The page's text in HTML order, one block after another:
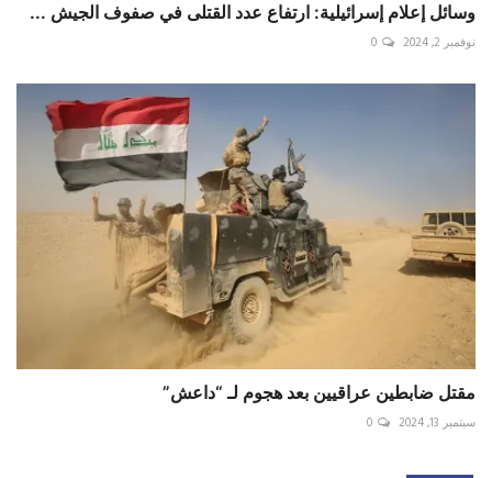
وسائل إعلام إسرائيلية: ارتفاع عدد القتلى في صفوف الجيش ...
نوفمبر 2, 2024 0
مقتل ضابطين عراقيين بعد هجوم لـ “داعش”
سبتمبر 13, 2024 0